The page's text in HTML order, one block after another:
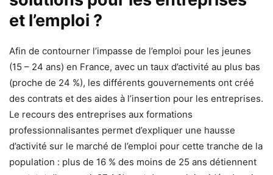
et l’emploi ?
Afin de contourner l’impasse de l’emploi pour les jeunes
(15 – 24 ans) en France, avec un taux d’activité au plus bas
(proche de 24 %), les différents gouvernements ont créé
des contrats et des aides à l’insertion pour les entreprises.
Le recours des entreprises aux formations
professionnalisantes permet d’expliquer une hausse
d’activité sur le marché de l’emploi pour cette tranche de la
population : plus de 16 % des moins de 25 ans détiennent